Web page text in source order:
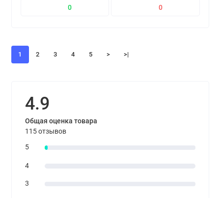
0 0
1 2 3 4 5 > >|
4.9
Общая оценка товара
115 отзывов
5
4
3